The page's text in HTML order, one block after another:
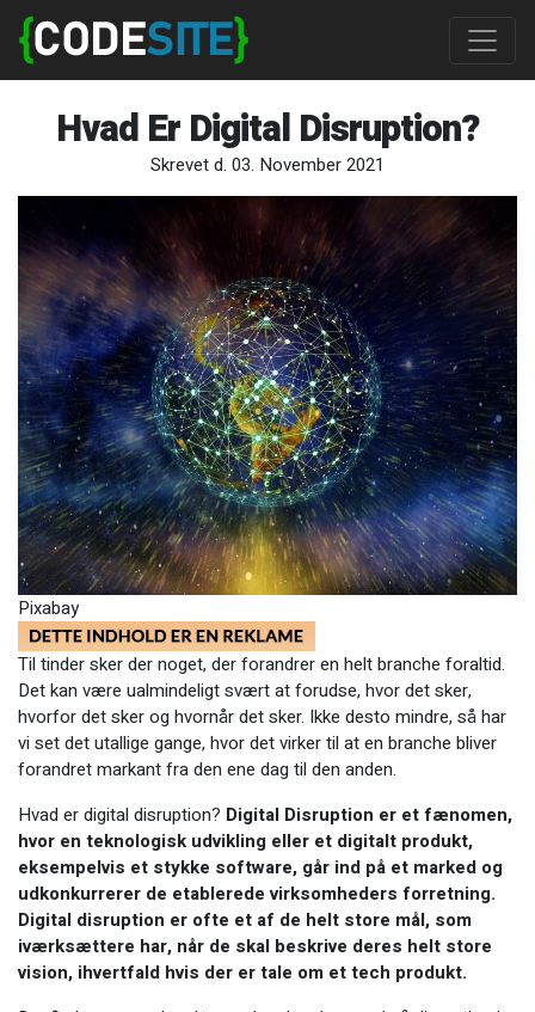
Hvad Er Digital Disruption?
Skrevet d. 03. November 2021
Pixabay
Til tinder sker der noget, der forandrer en helt branche foraltid.
Det kan være ualmindeligt svært at forudse, hvor det sker,
hvorfor det sker og hvornår det sker. Ikke desto mindre, så har
vi set det utallige gange, hvor det virker til at en branche bliver
forandret markant fra den ene dag til den anden.
Hvad er digital disruption? Digital Disruption er et fænomen,
hvor en teknologisk udvikling eller et digitalt produkt,
eksempelvis et stykke software, går ind på et marked og
udkonkurrerer de etablerede virksomheders forretning.
Digital disruption er ofte et af de helt store mål, som
iværksættere har, når de skal beskrive deres helt store
vision, ihvertfald hvis der er tale om et tech produkt.